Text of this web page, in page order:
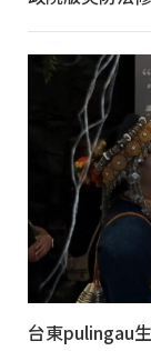
台東pulingau